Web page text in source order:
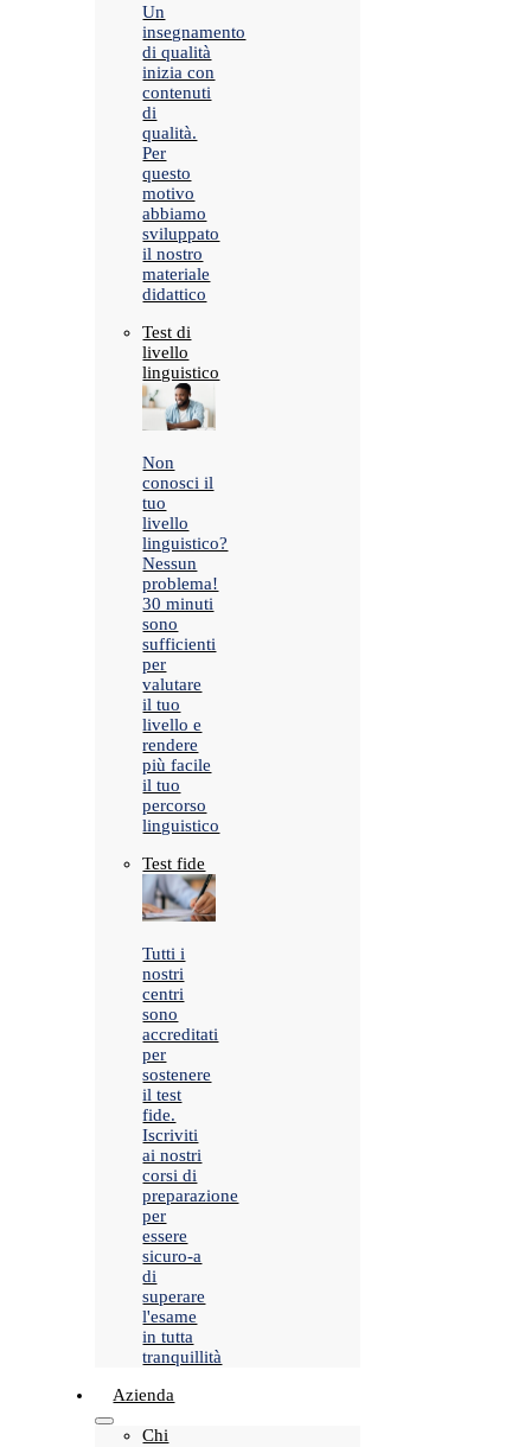
Un
insegnamento
di qualità
inizia con
contenuti
di
qualità.
Per
questo
motivo
abbiamo
sviluppato
il nostro
materiale
didattico
Test di
livello
linguistico
Non
conosci il
tuo
livello
linguistico?
Nessun
problema!
30 minuti
sono
sufficienti
per
valutare
il tuo
livello e
rendere
più facile
il tuo
percorso
linguistico
Test fide
Tutti i
nostri
centri
sono
accreditati
per
sostenere
il test
fide.
Iscriviti
ai nostri
corsi di
preparazione
per
essere
sicuro-a
di
superare
l'esame
in tutta
tranquillità
Azienda
Chi